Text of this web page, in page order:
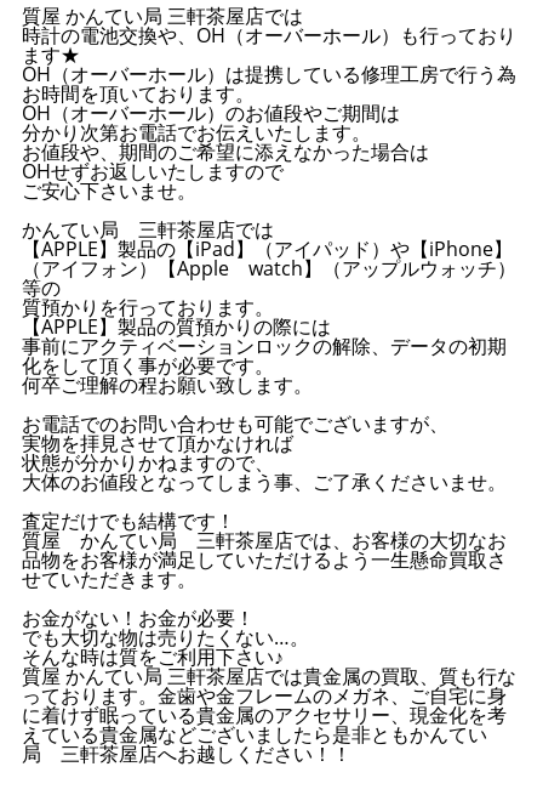
質屋 かんてい局 三軒茶屋店では
時計の電池交換や、OH（オーバーホール）も行っており
ます★
OH（オーバーホール）は提携している修理工房で行う為
お時間を頂いております。
OH（オーバーホール）のお値段やご期間は
分かり次第お電話でお伝えいたします。
お値段や、期間のご希望に添えなかった場合は
OHせずお返しいたしますので
ご安心下さいませ。
かんてい局 三軒茶屋店では
【APPLE】製品の【iPad】（アイパッド）や【iPhone】
（アイフォン）【Apple watch】（アップルウォッチ）
等の
質預かりを行っております。
【APPLE】製品の質預かりの際には
事前にアクティベーションロックの解除、データの初期
化をして頂く事が必要です。
何卒ご理解の程お願い致します。
お電話でのお問い合わせも可能でございますが、
実物を拝見させて頂かなければ
状態が分かりかねますので、
大体のお値段となってしまう事、ご了承くださいませ。
査定だけでも結構です！
質屋 かんてい局 三軒茶屋店では、お客様の大切なお
品物をお客様が満足していただけるよう一生懸命買取さ
せていただきます。
お金がない！お金が必要！
でも大切な物は売りたくない…。
そんな時は質をご利用下さい♪
質屋 かんてい局 三軒茶屋店では貴金属の買取、質も行な
っております。金歯や金フレームのメガネ、ご自宅に身
に着けず眠っている貴金属のアクセサリー、現金化を考
えている貴金属などございましたら是非ともかんてい
局 三軒茶屋店へお越しください！！